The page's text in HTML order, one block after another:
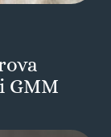
GMM